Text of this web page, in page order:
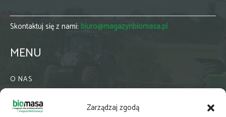
Zarządzaj zgodą
Skontaktuj się z nami: biuro@magazynbiomasa.pl
MENU
O NAS
WSPÓŁPRACA